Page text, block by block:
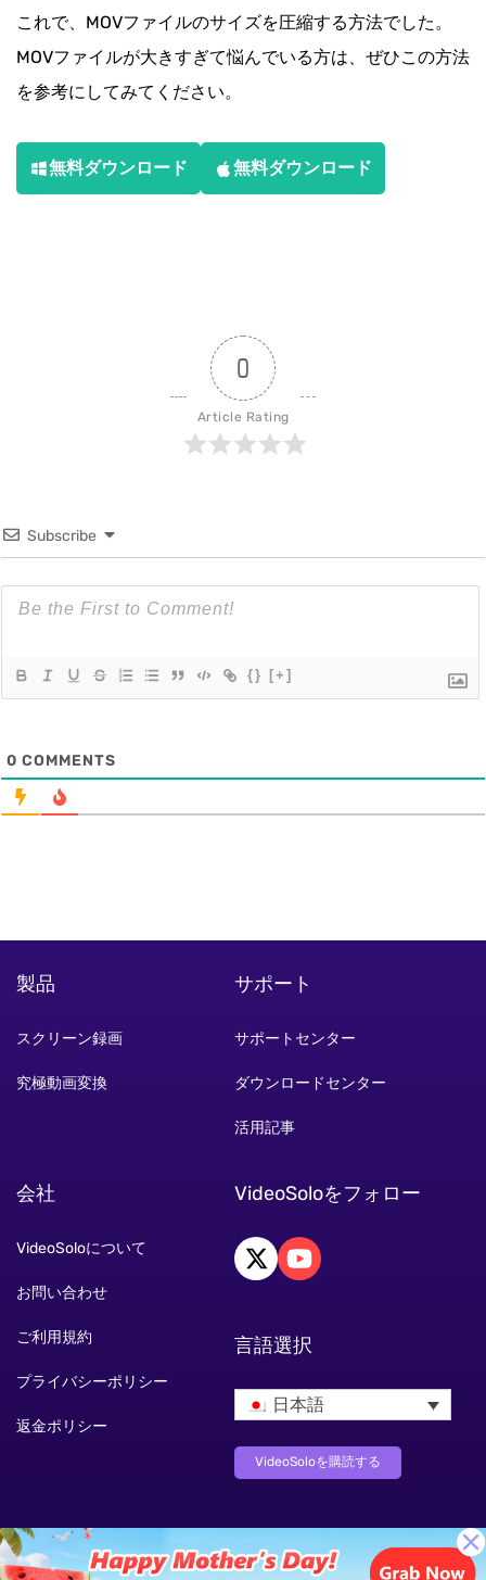
これで、MOVファイルのサイズを圧縮する方法でした。
MOVファイルが大きすぎて悩んでいる方は、ぜひこの方法
を参考にしてみてください。
無料ダウンロード 無料ダウンロード
0
Article Rating
Subscribe
{} [+]
0 COMMENTS
製品
スクリーン録画
究極動画変換
サポート
サポートセンター
ダウンロードセンター
活用記事
会社
VideoSoloについて
お問い合わせ
ご利用規約
プライバシーポリシー
返金ポリシー
VideoSoloをフォロー
言語選択
日本語
VideoSoloを購読する